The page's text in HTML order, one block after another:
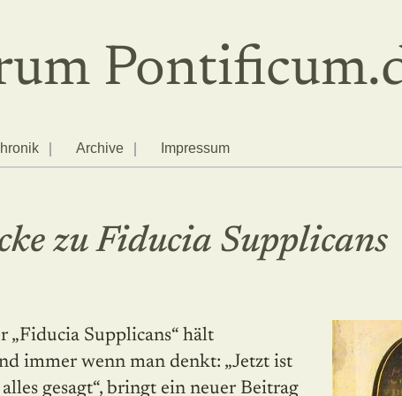
Archive Impressum
zu Fiducia Supplicans
immer wenn man denkt: „Jetzt ist
gesagt“, bringt ein neuer Beitrag